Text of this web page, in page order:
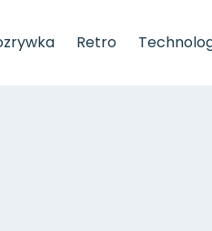
Retro